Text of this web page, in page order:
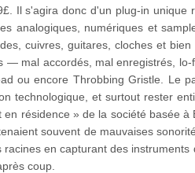
Il s'agira donc d'un plug-in unique
analogiques, numériques et
cuivres, guitares, cloches et
— mal accordés, mal enregistrés,
ou encore Throbbing Gristle. Le
technologique, et surtout rester
résidence » de la société basée
souvent de mauvaises
en capturant des
coup.